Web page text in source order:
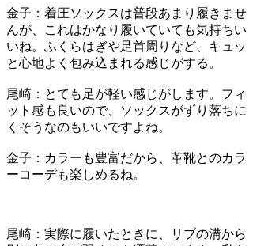
金子： 着圧ソックスは普段あまり履きませ
んが、これはかなり履いていても気持ちい
いね。ふくらはぎや足首周りなど、キュッ
と心地よく包み込まれる感じがする。
尾崎： とても足が軽い感じがします。フィ
ット感も良いので、ソックスがずり落ちに
くそうなのもいいですよね。
金子 ：カラーも豊富だから、革靴とのカラ
ーコーデも楽しめるね。
尾崎： 実際に履いたときに、リブの溝から